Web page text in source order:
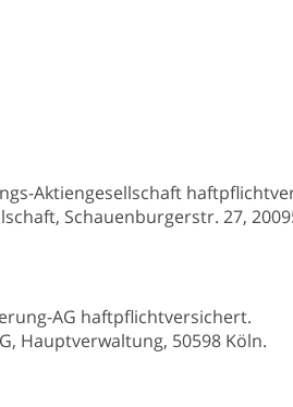
Aktiengesellschaft
Schauenburgerstr. 27,
AG haftpflichtversichert.
Hauptverwaltung, 50598 Köln.